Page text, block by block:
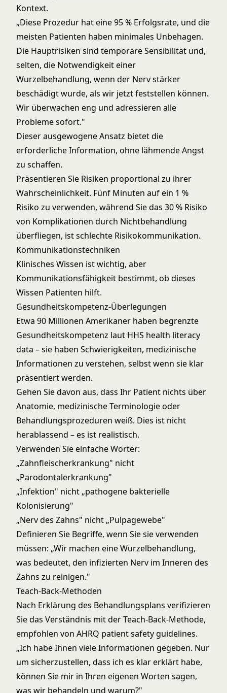
Kontext.
„Diese Prozedur hat eine 95 % Erfolgsrate, und die
meisten Patienten haben minimales Unbehagen.
Die Hauptrisiken sind temporäre Sensibilität und,
selten, die Notwendigkeit einer
Wurzelbehandlung, wenn der Nerv stärker
beschädigt wurde, als wir jetzt feststellen können.
Wir überwachen eng und adressieren alle
Probleme sofort."
Dieser ausgewogene Ansatz bietet die
erforderliche Information, ohne lähmende Angst
zu schaffen.
Präsentieren Sie Risiken proportional zu ihrer
Wahrscheinlichkeit. Fünf Minuten auf ein 1 %
Risiko zu verwenden, während Sie das 30 % Risiko
von Komplikationen durch Nichtbehandlung
überfliegen, ist schlechte Risikokommunikation.
Kommunikationstechniken
Klinisches Wissen ist wichtig, aber
Kommunikationsfähigkeit bestimmt, ob dieses
Wissen Patienten hilft.
Gesundheitskompetenz-Überlegungen
Etwa 90 Millionen Amerikaner haben begrenzte
Gesundheitskompetenz laut HHS health literacy
data – sie haben Schwierigkeiten, medizinische
Informationen zu verstehen, selbst wenn sie klar
präsentiert werden.
Gehen Sie davon aus, dass Ihr Patient nichts über
Anatomie, medizinische Terminologie oder
Behandlungsprozeduren weiß. Dies ist nicht
herablassend – es ist realistisch.
Verwenden Sie einfache Wörter:
„Zahnfleischerkrankung" nicht
„Parodontalerkrankung"
„Infektion" nicht „pathogene bakterielle
Kolonisierung"
„Nerv des Zahns" nicht „Pulpagewebe"
Definieren Sie Begriffe, wenn Sie sie verwenden
müssen: „Wir machen eine Wurzelbehandlung,
was bedeutet, den infizierten Nerv im Inneren des
Zahns zu reinigen."
Teach-Back-Methoden
Nach Erklärung des Behandlungsplans verifizieren
Sie das Verständnis mit der Teach-Back-Methode,
empfohlen von AHRQ patient safety guidelines.
„Ich habe Ihnen viele Informationen gegeben. Nur
um sicherzustellen, dass ich es klar erklärt habe,
können Sie mir in Ihren eigenen Worten sagen,
was wir behandeln und warum?"